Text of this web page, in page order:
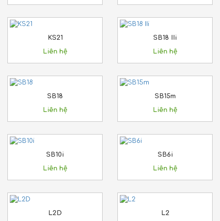
KS21
Liên hệ
SB18 IIi
Liên hệ
SB18
Liên hệ
SB15m
Liên hệ
SB10i
Liên hệ
SB6i
Liên hệ
L2D
L2